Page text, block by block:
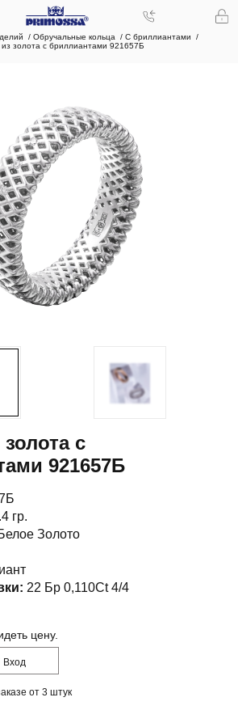
Обручальные кольца
С бриллиантами
золота с бриллиантами 921657Б
с
921657Б
гр.
Золото
22 Бр 0,110Ct 4/4
цену.
Вход
от 3 штук